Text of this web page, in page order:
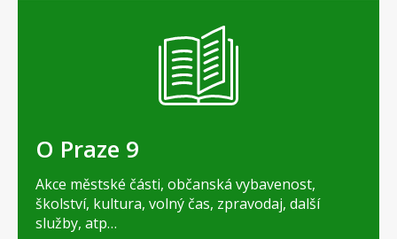
O Praze 9
Akce městské části, občanská vybavenost,
školství, kultura, volný čas, zpravodaj, další
služby, atp…